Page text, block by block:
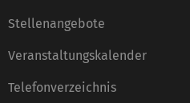
Stellenangebote
Veranstaltungskalender
Telefonverzeichnis